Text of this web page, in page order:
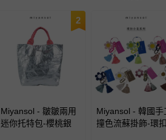
2
Miyansol - 皺皺兩用
迷你托特包-櫻桃銀
Miyansol - 韓國手
撞色流蘇掛飾-環